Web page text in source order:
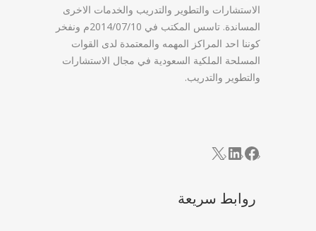
الاستشارات والتطوير والتدريب والخدمات الاخرى
المساندة. تاسس المكتب في 2014/07/10م ونفخر
كوننا احد المراكز المهمه والمعتمدة لدى القوات
المسلحة الملكية السعودية في مجال الاستشارات
والتطوير والتدريب.
Facebook
LinkedIn
X
روابط سريعة